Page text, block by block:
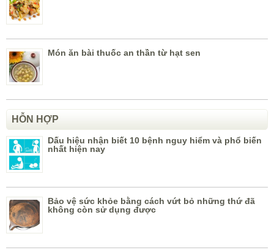
Món ăn bài thuốc an thần từ hạt sen
HỖN HỢP
Dấu hiệu nhận biết 10 bệnh nguy hiểm và phổ biến
nhất hiện nay
Bảo vệ sức khỏe bằng cách vứt bỏ những thứ đã
không còn sử dụng được